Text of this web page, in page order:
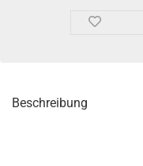
Beschreibung